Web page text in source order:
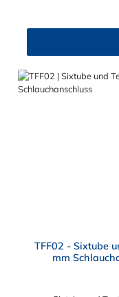
TFF02 - Sixtube
mm